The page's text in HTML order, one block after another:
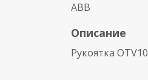
ABB
Описание
Рукоятка